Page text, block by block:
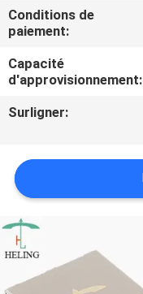
CONTACTEZ-
NOUS
DEMANDEZ
UNE
PLAN
DU
SITE
Conditions de
paiement:
Capacité
d'approvisionnement:
Surligner: